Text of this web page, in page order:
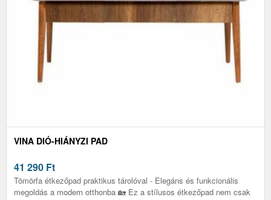
VINA DIÓ-HIÁNYZI PAD
41 290 Ft
Tömörfa étkezőpad praktikus tárolóval - Elegáns és funkcionális
megoldás a modern otthonba 🏡 Ez a stílusos étkezőpad nem csak